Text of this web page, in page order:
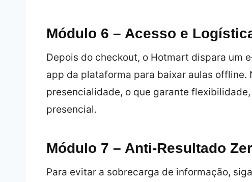
Módulo 6 – Acesso e
Depois do checkout, o Hotmart dispara um
app da plataforma para baixar aulas offline.
presencialidade, o que garante
presencial.
Módulo 7 – Anti‑Resultado
Para evitar a sobrecarga de informação,